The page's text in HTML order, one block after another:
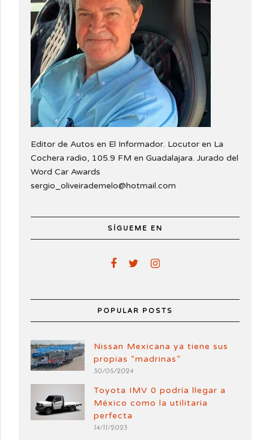
Editor de Autos en El Informador. Locutor en La
Cochera radio, 105.9 FM en Guadalajara. Jurado del
Word Car Awards
sergio_oliveirademelo@hotmail.com
SÍGUEME EN
POPULAR POSTS
Nissan Mexicana ya tiene sus
propias “madrinas”
30/05/2024
Toyota IMV 0 podría llegar a
México como la utilitaria
perfecta
14/11/2023